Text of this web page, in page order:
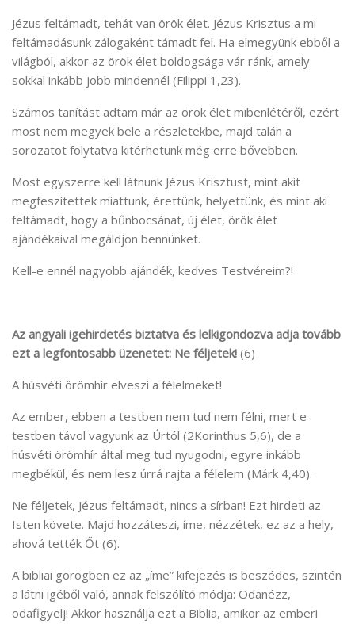
Jézus feltámadt, tehát van örök élet. Jézus Krisztus a mi
feltámadásunk zálogaként támadt fel. Ha elmegyünk ebből a
világból, akkor az örök élet boldogsága vár ránk, amely
sokkal inkább jobb mindennél (Filippi 1,23).
Számos tanítást adtam már az örök élet mibenlétéről, ezért
most nem megyek bele a részletekbe, majd talán a
sorozatot folytatva kitérhetünk még erre bővebben.
Most egyszerre kell látnunk Jézus Krisztust, mint akit
megfeszítettek miattunk, érettünk, helyettünk, és mint aki
feltámadt, hogy a bűnbocsánat, új élet, örök élet
ajándékaival megáldjon bennünket.
Kell-e ennél nagyobb ajándék, kedves Testvéreim?!
Az angyali igehirdetés biztatva és lelkigondozva adja tovább
ezt a legfontosabb üzenetet: Ne féljetek! (6)
A húsvéti örömhír elveszi a félelmeket!
Az ember, ebben a testben nem tud nem félni, mert e
testben távol vagyunk az Úrtól (2Korinthus 5,6), de a
húsvéti örömhír által meg tud nyugodni, egyre inkább
megbékül, és nem lesz úrrá rajta a félelem (Márk 4,40).
Ne féljetek, Jézus feltámadt, nincs a sírban! Ezt hirdeti az
Isten követe. Majd hozzáteszi, íme, nézzétek, ez az a hely,
ahová tették Őt (6).
A bibliai görögben ez az „íme” kifejezés is beszédes, szintén
a látni igéből való, annak felszólító módja: Odanézz,
odafigyelj! Akkor használja ezt a Biblia, amikor az emberi